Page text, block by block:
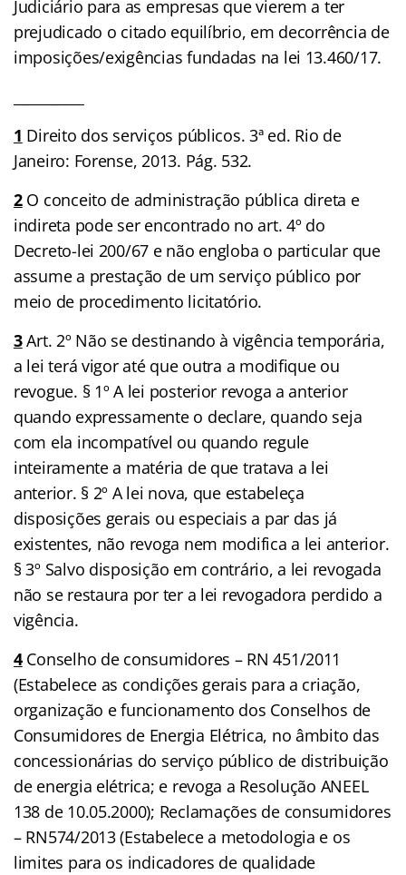
Judiciário para as empresas que vierem a ter
prejudicado o citado equilíbrio, em decorrência de
imposições/exigências fundadas na lei 13.460/17.
1 Direito dos serviços públicos. 3ª ed. Rio de
Janeiro: Forense, 2013. Pág. 532.
2 O conceito de administração pública direta e
indireta pode ser encontrado no art. 4º do
Decreto-lei 200/67 e não engloba o particular que
assume a prestação de um serviço público por
meio de procedimento licitatório.
3Art. 2º Não se destinando à vigência temporária,
a lei terá vigor até que outra a modifique ou
revogue. § 1º A lei posterior revoga a anterior
quando expressamente o declare, quando seja
com ela incompatível ou quando regule
inteiramente a matéria de que tratava a lei
anterior. § 2º A lei nova, que estabeleça
disposições gerais ou especiais a par das já
existentes, não revoga nem modifica a lei anterior.
§ 3º Salvo disposição em contrário, a lei revogada
não se restaura por ter a lei revogadora perdido a
vigência.
4 Conselho de consumidores – RN 451/2011
(Estabelece as condições gerais para a criação,
organização e funcionamento dos Conselhos de
Consumidores de Energia Elétrica, no âmbito das
concessionárias do serviço público de distribuição
de energia elétrica; e revoga a Resolução ANEEL
138 de 10.05.2000); Reclamações de consumidores
– RN574/2013 (Estabelece a metodologia e os
limites para os indicadores de qualidade